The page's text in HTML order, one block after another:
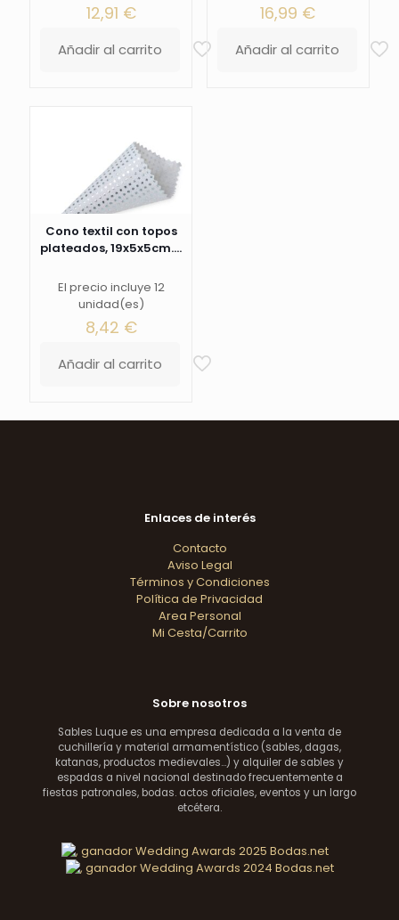
12,91 €
Añadir al carrito
16,99 €
Añadir al carrito
Cono textil con topos
plateados, 19x5x5cm....
El precio incluye 12
unidad(es)
8,42 €
Añadir al carrito
Enlaces de interés
Contacto
Aviso Legal
Términos y Condiciones
Política de Privacidad
Area Personal
Mi Cesta/Carrito
Sobre nosotros
Sables Luque es una empresa dedicada a la venta de
cuchillería y material armamentístico (sables, dagas,
katanas, productos medievales...) y alquiler de sables y
espadas a nivel nacional destinado frecuentemente a
fiestas patronales, bodas. actos oficiales, eventos y un largo
etcétera.